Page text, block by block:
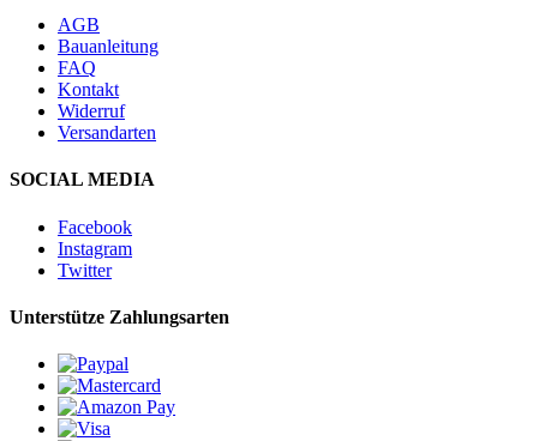
AGB
Bauanleitung
FAQ
Kontakt
Widerruf
Versandarten
SOCIAL MEDIA
Facebook
Instagram
Twitter
Unterstütze Zahlungsarten